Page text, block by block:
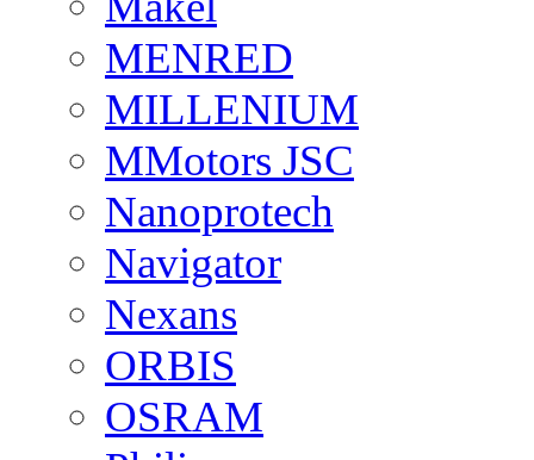
MENRED
MILLENIUM
MMotors JSC
Nanoprotech
Navigator
Nexans
ORBIS
OSRAM